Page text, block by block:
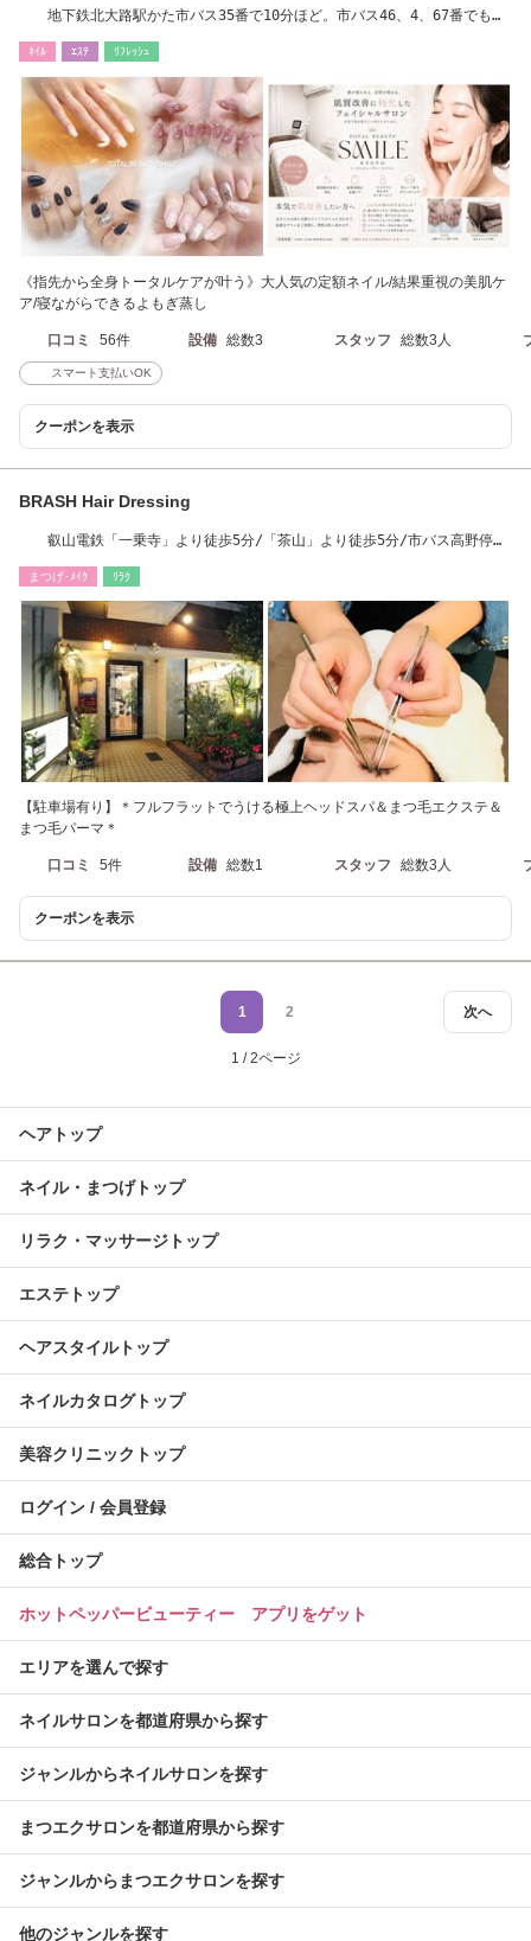
地下鉄北大路駅かた市バス35番で10分ほど。市バス46、4、67番でも来
ﾈｲﾙ ｴｽﾃ ﾘﾌﾚｯｼｭ
《指先から全身トータルケアが叶う》大人気の定額ネイル/結果重視の美肌ケ
ア/寝ながらできるよもぎ蒸し
口コミ 56件 設備 総数3 スタッフ 総数3人
スマート支払いOK
クーポンを表示
BRASH Hair Dressing
叡山電鉄「一乗寺」より徒歩5分/「茶山」より徒歩5分/市バス高野停留
まつげ･ﾒｲｸ ﾘﾗｸ
【駐車場有り】＊フルフラットでうける極上ヘッドスパ＆まつ毛エクステ＆
まつ毛パーマ＊
口コミ 5件 設備 総数1 スタッフ 総数3人
クーポンを表示
次へ
1 2
1 / 2ページ
ヘアトップ
ネイル・まつげトップ
リラク・マッサージトップ
エステトップ
ヘアスタイルトップ
ネイルカタログトップ
美容クリニックトップ
ログイン / 会員登録
総合トップ
ホットペッパービューティー アプリをゲット
エリアを選んで探す
ネイルサロンを都道府県から探す
ジャンルからネイルサロンを探す
まつエクサロンを都道府県から探す
ジャンルからまつエクサロンを探す
他のジャンルを探す